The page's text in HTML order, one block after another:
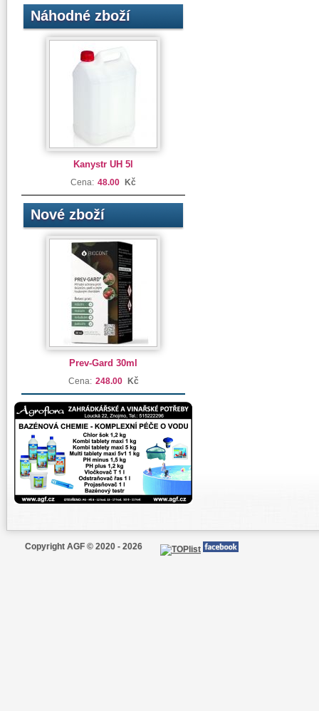
Náhodné zboží
Kanystr UH 5l
Cena: 48.00 Kč
Nové zboží
Prev-Gard 30ml
Cena: 248.00 Kč
Copyright AGF © 2020 - 2026